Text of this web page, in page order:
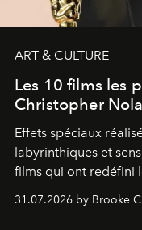
ART & CULTURE
Les 10 films les
Christopher
Effets spéciaux
labyrinthiques et
films qui ont redéfini
31.07.2026 by Brooke